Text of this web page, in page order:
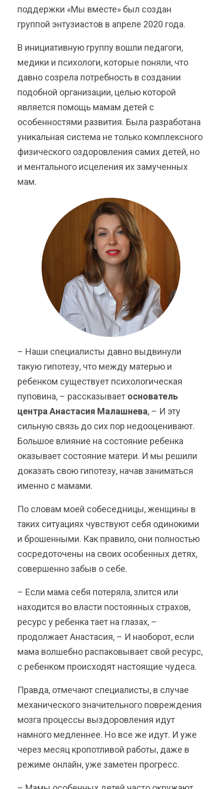
поддержки «Мы вместе» был создан
группой энтузиастов в апреле 2020 года.
В инициативную группу вошли педагоги,
медики и психологи, которые поняли, что
давно созрела потребность в создании
подобной организации, целью которой
является помощь мамам детей с
особенностями развития. Была разработана
уникальная система не только комплексного
физического оздоровления самих детей, но
и ментального исцеления их замученных
мам.
– Наши специалисты давно выдвинули
такую гипотезу, что между матерью и
ребенком существует психологическая
пуповина, – рассказывает основатель
центра Анастасия Малашнева, – И эту
сильную связь до сих пор недооценивают.
Большое влияние на состояние ребенка
оказывает состояние матери. И мы решили
доказать свою гипотезу, начав заниматься
именно с мамами.
По словам моей собеседницы, женщины в
таких ситуациях чувствуют себя одинокими
и брошенными. Как правило, они полностью
сосредоточены на своих особенных детях,
совершенно забыв о себе.
– Если мама себя потеряла, злится или
находится во власти постоянных страхов,
ресурс у ребенка тает на глазах, –
продолжает Анастасия, – И наоборот, если
мама волшебно распаковывает свой ресурс,
с ребенком происходят настоящие чудеса.
Правда, отмечают специалисты, в случае
механического значительного повреждения
мозга процессы выздоровления идут
намного медленнее. Но все же идут. И уже
через месяц кропотливой работы, даже в
режиме онлайн, уже заметен прогресс.